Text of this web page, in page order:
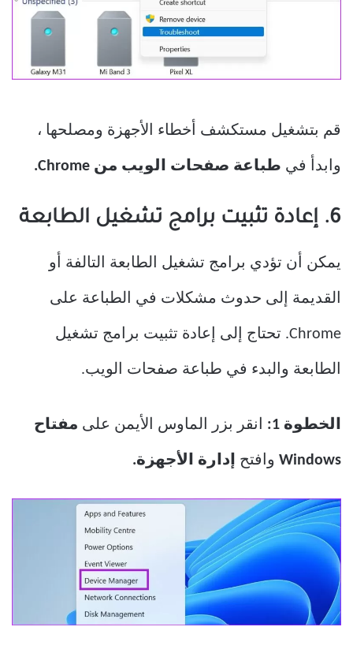
قم بتشغيل مستكشف أخطاء الأجهزة ومصلحها ،
وابدأ في طباعة صفحات الويب من Chrome.
6. إعادة تثبيت برامج تشغيل الطابعة
يمكن أن تؤدي برامج تشغيل الطابعة التالفة أو
القديمة إلى حدوث مشكلات في الطباعة على
Chrome. تحتاج إلى إعادة تثبيت برامج تشغيل
الطابعة والبدء في طباعة صفحات الويب.
الخطوة 1: انقر بزر الماوس الأيمن على مفتاح
Windows وافتح إدارة الأجهزة.